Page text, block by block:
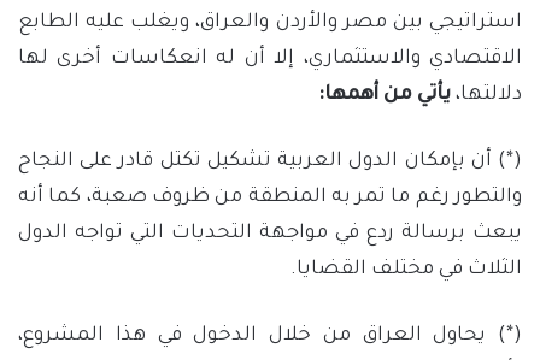
استراتيجي بين مصر والأردن والعراق، ويغلب عليه الطابع
الاقتصادي والاستثماري، إلا أن له انعكاسات أخرى لها
دلالتها، يأتي من أهمها:
(*) أن بإمكان الدول العربية تشكيل تكتل قادر على النجاح
والتطور رغم ما تمر به المنطقة من ظروف صعبة، كما أنه
يبعث برسالة ردع في مواجهة التحديات التي تواجه الدول
الثلاث في مختلف القضايا.
(*) يحاول العراق من خلال الدخول في هذا المشروع،